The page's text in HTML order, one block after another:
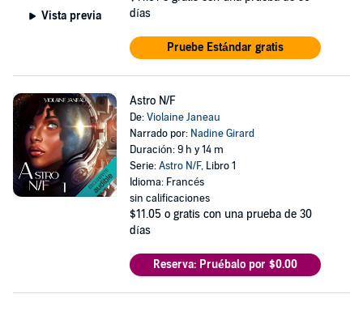
Vista previa
días
Pruebe Estándar gratis
Astro N/F
De:Violaine Janeau
Narrado por: Nadine Girard
Duración: 9 h y 14 m
Serie:Astro N/F, Libro 1
Idioma: Francés
sin calificaciones
$11.05 o gratis con una prueba de 30
días
Reserva: Pruébalo por $0.00